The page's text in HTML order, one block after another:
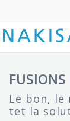
Le bon, le
tet la